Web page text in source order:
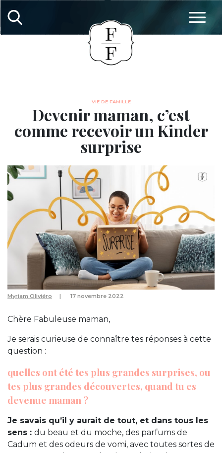
VIE DE FAMILLE
Devenir maman, c’est
comme recevoir un Kinder
surprise
Myriam Oliviéro 17 novembre 2022
Chère Fabuleuse maman,
Je serais curieuse de connaître tes réponses à cette
question :
quelles ont été tes plus grandes surprises, ou
tes plus grandes découvertes, quand tu es
devenue maman ?
Je savais qu’il y aurait de tout, et dans tous les
sens : du beau et du moche, des parfums de
Cadum et des odeurs de vomi, avec toutes sortes de